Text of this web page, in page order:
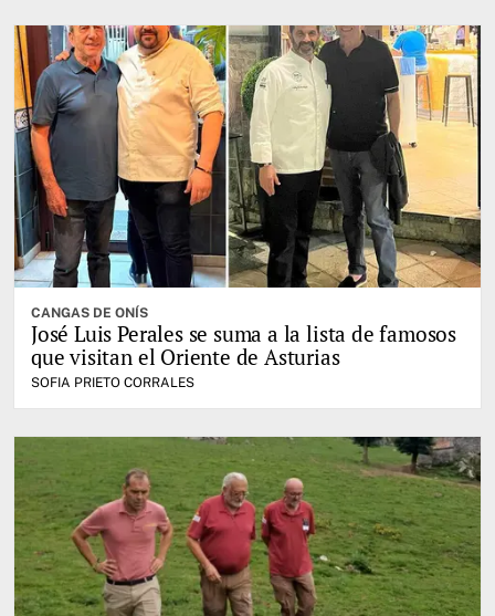
CANGAS DE ONÍS
José Luis Perales se suma a la lista de famosos
que visitan el Oriente de Asturias
SOFIA PRIETO CORRALES